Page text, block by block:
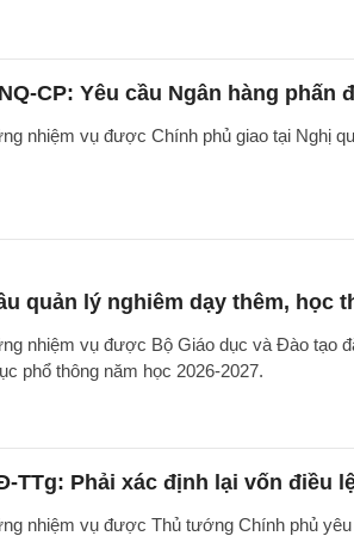
CP: Yêu cầu Ngân hàng phấn
nhiệm vụ được Chính phủ giao tại Nghị
quản lý nghiêm dạy thêm, học
nhiệm vụ được Bộ Giáo dục và Đào tạo
phổ thông năm học 2026-2027.
TTg: Phải xác định lại vốn điều
nhiệm vụ được Thủ tướng Chính phủ